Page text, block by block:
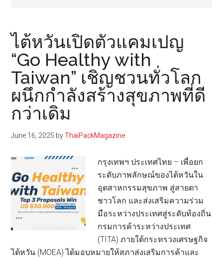
ไต้หวันเปิดตัวแคมเปญ
“Go Healthy with
Taiwan” เชิญชวนทั่วโลก
ผนึกกำลังสร้างสุขภาพที่ดี
กว่าเดิม
June 16, 2025 byThaiPackMagazine
กรุงเทพฯ ประเทศไทย – เพื่อยก
ระดับภาพลักษณ์ของไต้หวันใน
อุตสาหกรรมสุขภาพ สู่สายตา
ชาวโลก และส่งเสริมความร่วม
มือระหว่างประเทศสู่ระดับท้องถิ่น
กรมการค้าระหว่างประเทศ
(TITA) ภายใต้กระทรวงเศรษฐกิจ
ไต้หวัน (MOEA) ได้มอบหมายให้สภาส่งเสริมการค้าและ